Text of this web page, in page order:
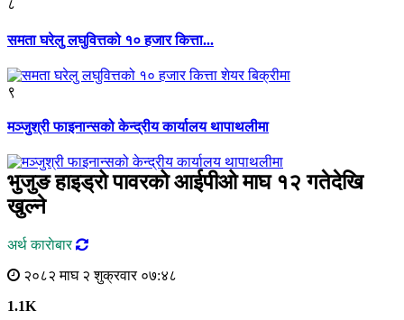
८
समता घरेलु लघुवित्तको १० हजार कित्ता...
९
मञ्जुश्री फाइनान्सको केन्द्रीय कार्यालय थापाथलीमा
भुजुङ हाइड्रो पावरको आईपी‌ओ माघ १२ गतेदेखि
खुल्ने
अर्थ काराेबार
२०८२ माघ २ शुक्रवार ०७:४८
1.1K